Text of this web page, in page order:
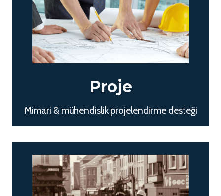
Proje
Mimari & mühendislik projelendirme desteği